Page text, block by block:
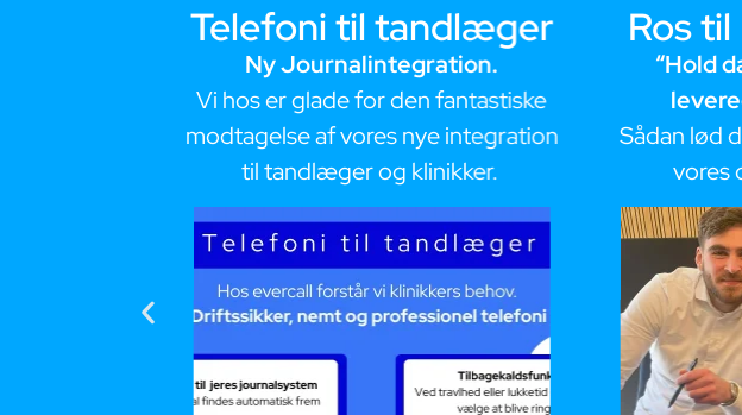
Telefoni til tandlæger
Ny Journalintegration.
Vi hos er glade for den fantastiske
modtagelse af vores nye integration
til tandlæger og klinikker.
Ros
“Hold
Sådan lød
vores